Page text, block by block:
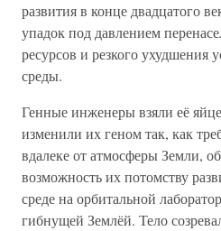
развития в конце двадцатого
упадок под давлением
ресурсов и резкого
среды.
Генные инженеры взяли её
изменили их геном так, как
вдалеке от атмосферы Земли,
возможность их потомству
среде на орбитальной
гибнущей Землёй. Тело